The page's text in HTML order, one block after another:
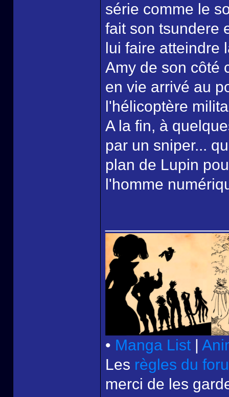
série comme le
fait son tsundere
lui faire atteindre
Amy de son côté
en vie arrivé au
l'hélicoptère
A la fin, à
par un sniper...
plan de Lupin
l'homme
• Manga List |
Les règles du
merci de les